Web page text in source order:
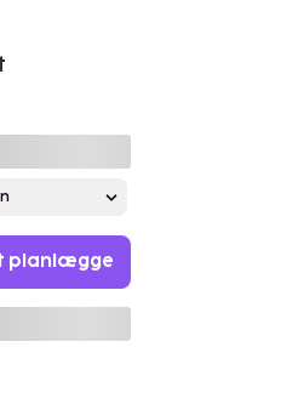
planlægge